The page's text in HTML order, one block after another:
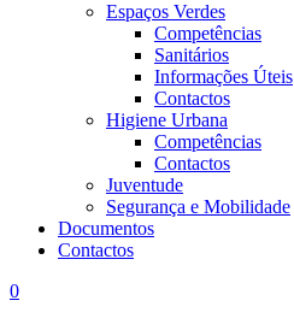
Espaços Verdes
Competências
Sanitários
Informações Úteis
Contactos
Higiene Urbana
Competências
Contactos
Juventude
Segurança e Mobilidade
Documentos
Contactos
0